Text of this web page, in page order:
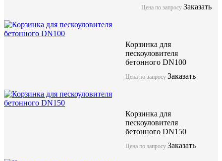
Цена по запросу Заказать
Корзинка для
пескоуловителя
бетонного DN100
Цена по запросуЗаказать
Корзинка для
пескоуловителя
бетонного DN150
Цена по запросуЗаказать